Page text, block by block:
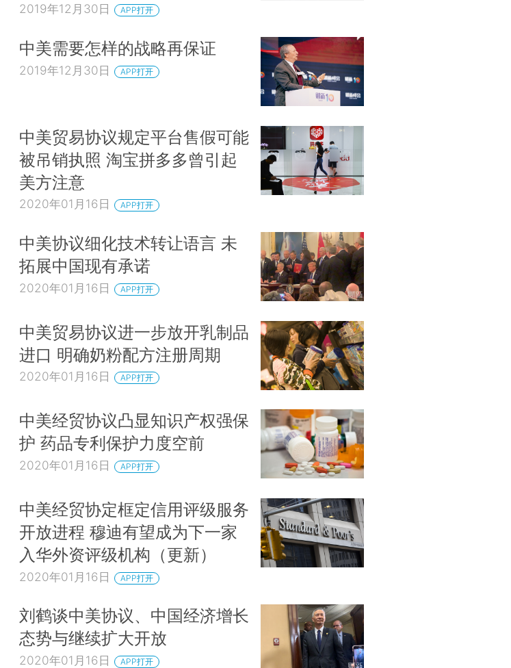
2019年12月30日 APP打开
中美需要怎样的战略再保证
2019年12月30日 APP打开
中美贸易协议规定平台售假可能
被吊销执照 淘宝拼多多曾引起
美方注意
2020年01月16日 APP打开
中美协议细化技术转让语言 未
拓展中国现有承诺
2020年01月16日 APP打开
中美贸易协议进一步放开乳制品
进口 明确奶粉配方注册周期
2020年01月16日 APP打开
中美经贸协议凸显知识产权强保
护 药品专利保护力度空前
2020年01月16日 APP打开
中美经贸协定框定信用评级服务
开放进程 穆迪有望成为下一家
入华外资评级机构（更新）
2020年01月16日 APP打开
刘鹤谈中美协议、中国经济增长
态势与继续扩大开放
2020年01月16日 APP打开